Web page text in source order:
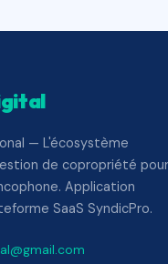
— L'écosystème
de copropriété pour
Application
SaaS SyndicPro.